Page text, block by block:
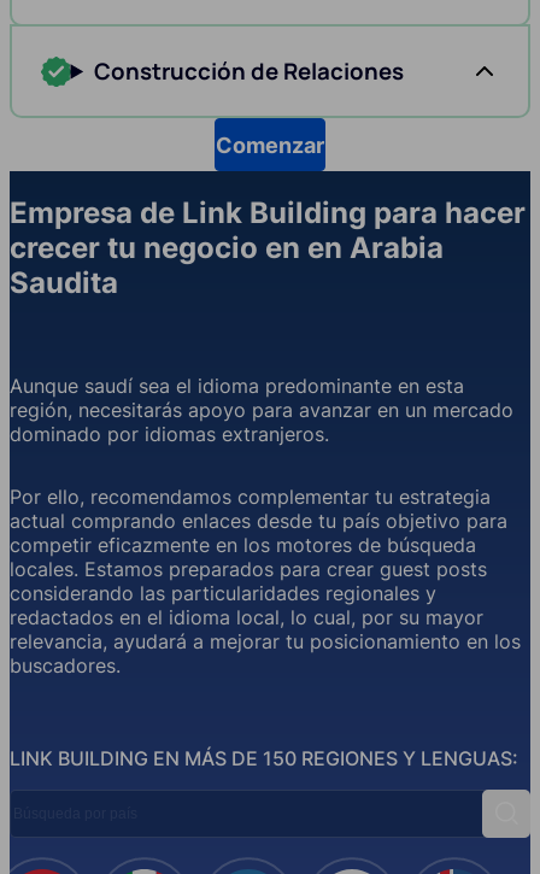
Construcción de Relaciones
Comenzar
Empresa de Link Building para hacer
crecer tu negocio en en Arabia
Saudita
LINK BUILDING EN MÁS DE 150 REGIONES Y LENGUAS:
Aunque saudí sea el idioma predominante en esta
región, necesitarás apoyo para avanzar en un mercado
dominado por idiomas extranjeros.
Por ello, recomendamos complementar tu estrategia
actual comprando enlaces desde tu país objetivo para
competir eficazmente en los motores de búsqueda
locales. Estamos preparados para crear guest posts
considerando las particularidades regionales y
redactados en el idioma local, lo cual, por su mayor
relevancia, ayudará a mejorar tu posicionamiento en los
buscadores.